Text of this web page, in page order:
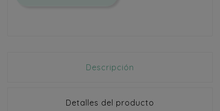
Descripción
Detalles del producto